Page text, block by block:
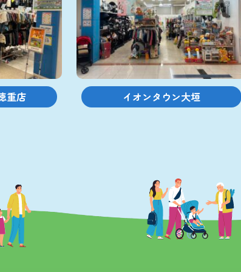
重店 イオンタウン大垣